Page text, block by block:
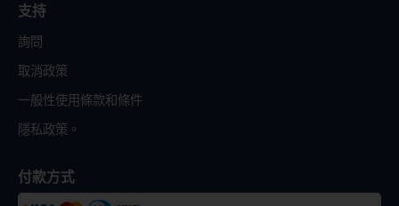
支持
詢問
取消政策
一般性使用條款和條件
隱私政策。
付款方式